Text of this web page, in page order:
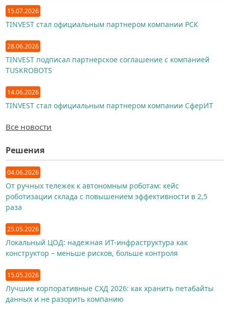
15.07.2026
TINVEST стал официальным партнером компании РСК
28.06.2026
TINVEST подписал партнерское соглашение с компанией
TUSKROBOTS
14.06.2026
TINVEST стал официальным партнером компании СферИТ
Все новости
Решения
04.06.2026
От ручных тележек к автономным роботам: кейс
роботизации склада с повышением эффективности в 2,5
раза
25.05.2026
Локальный ЦОД: надежная ИТ-инфраструктура как
конструктор – меньше рисков, больше контроля
15.05.2026
Лучшие корпоративные СХД 2026: как хранить петабайты
данных и не разорить компанию